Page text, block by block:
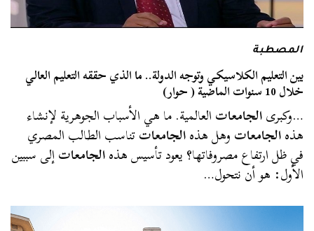
المصطبة
بين التعليم الكلاسيكي وتوجه الدولة.. ما الذي حققه التعليم العالي
خلال 10 سنوات الماضية ( حوار)
…وكبرىالجامعاتالعالمية. ما هي الأسباب الجوهرية لإنشاء
هذهالجامعاتوهل هذهالجامعاتتناسب الطالب المصري
في ظل ارتفاع مصروفاتها؟ يعود تأسيس هذهالجامعاتإلى سببين
الأول: هو أن نتحول…